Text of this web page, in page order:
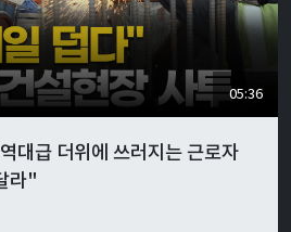
05:36
대급 더위에 쓰러지는 근로자
라"